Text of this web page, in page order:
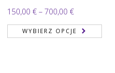
150,00 €–700,00 €Zakres
cen:
od
WYBIERZ OPCJE